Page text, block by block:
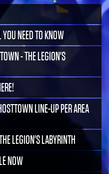
NEED TO KNOW
- THE LEGION'S
LINE-UP PER AREA
LEGION'S LABYRINTH
NOW